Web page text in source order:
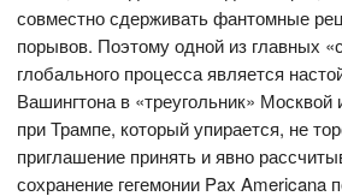
совместно сдерживать фантомные
порывов. Поэтому одной из главных
глобального процесса является
Вашингтона в «треугольник»
при Трампе, который упирается, не
приглашение принять и явно
сохранение гегемонии Pax Americana